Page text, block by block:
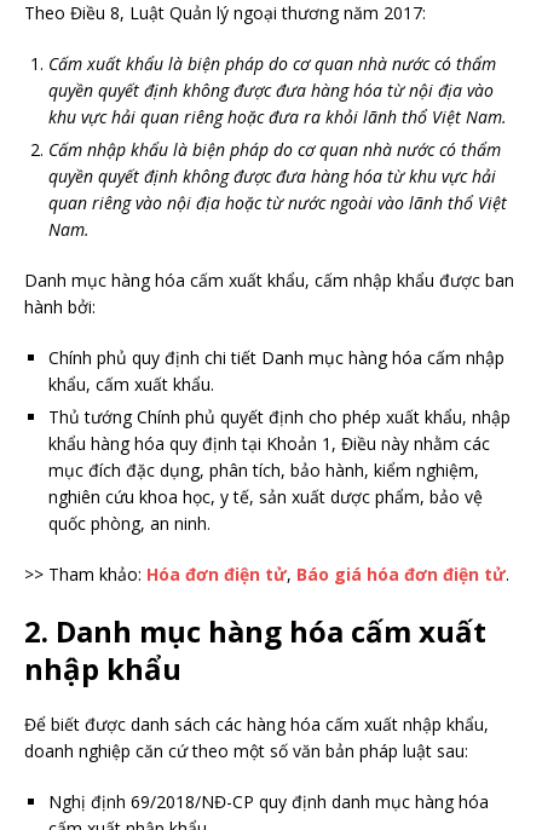
Theo Điều 8, Luật Quản lý ngoại thương năm 2017:
Cấm xuất khẩu là biện pháp do cơ quan nhà nước có thẩm
quyền quyết định không được đưa hàng hóa từ nội địa vào
khu vực hải quan riêng hoặc đưa ra khỏi lãnh thổ Việt Nam.
Cấm nhập khẩu là biện pháp do cơ quan nhà nước có thẩm
quyền quyết định không được đưa hàng hóa từ khu vực hải
quan riêng vào nội địa hoặc từ nước ngoài vào lãnh thổ Việt
Nam.
Danh mục hàng hóa cấm xuất khẩu, cấm nhập khẩu được ban
hành bởi:
Chính phủ quy định chi tiết Danh mục hàng hóa cấm nhập
khẩu, cấm xuất khẩu.
Thủ tướng Chính phủ quyết định cho phép xuất khẩu, nhập
khẩu hàng hóa quy định tại Khoản 1, Điều này nhằm các
mục đích đặc dụng, phân tích, bảo hành, kiểm nghiệm,
nghiên cứu khoa học, y tế, sản xuất dược phẩm, bảo vệ
quốc phòng, an ninh.
>> Tham khảo: Hóa đơn điện tử, Báo giá hóa đơn điện tử.
2. Danh mục hàng hóa cấm xuất
nhập khẩu
Để biết được danh sách các hàng hóa cấm xuất nhập khẩu,
doanh nghiệp căn cứ theo một số văn bản pháp luật sau:
Nghị định 69/2018/NĐ-CP quy định danh mục hàng hóa